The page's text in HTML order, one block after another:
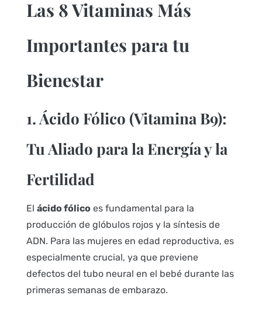
Las 8 Vitaminas Más
Importantes para tu
Bienestar
1. Ácido Fólico (Vitamina B9):
Tu Aliado para la Energía y la
Fertilidad
El ácido fólicoes fundamental para la
producción de glóbulos rojos y la síntesis de
ADN. Para las mujeres en edad reproductiva, es
especialmente crucial, ya que previene
defectos del tubo neural en el bebé durante las
primeras semanas de embarazo.